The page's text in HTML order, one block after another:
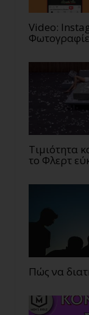
Video:
Τιμιότητα
το Φλερτ
Πώς να